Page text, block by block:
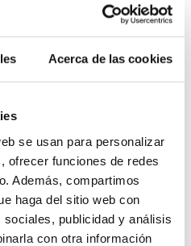
Acerca de las cookies
se usan para personalizar
ofrecer funciones de redes
Además, compartimos
haga del sitio web con
publicidad y análisis
con otra información
alta entre polaridades.
IP66 está altamente protegido
de temperatura es de -30°C a
bajo consumo alimentable a
con soluciones multisatélite.
de calidad.
F hembra